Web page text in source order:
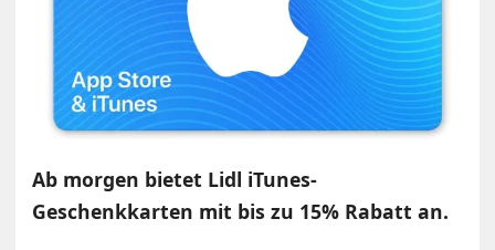
Ab morgen bietet Lidl iTunes-
Geschenkkarten mit bis zu 15% Rabatt an.